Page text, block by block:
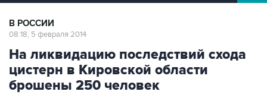
В РОССИИ
08:18, 5 февраля 2014
На ликвидацию последствий схода
цистерн в Кировской области
брошены 250 человек